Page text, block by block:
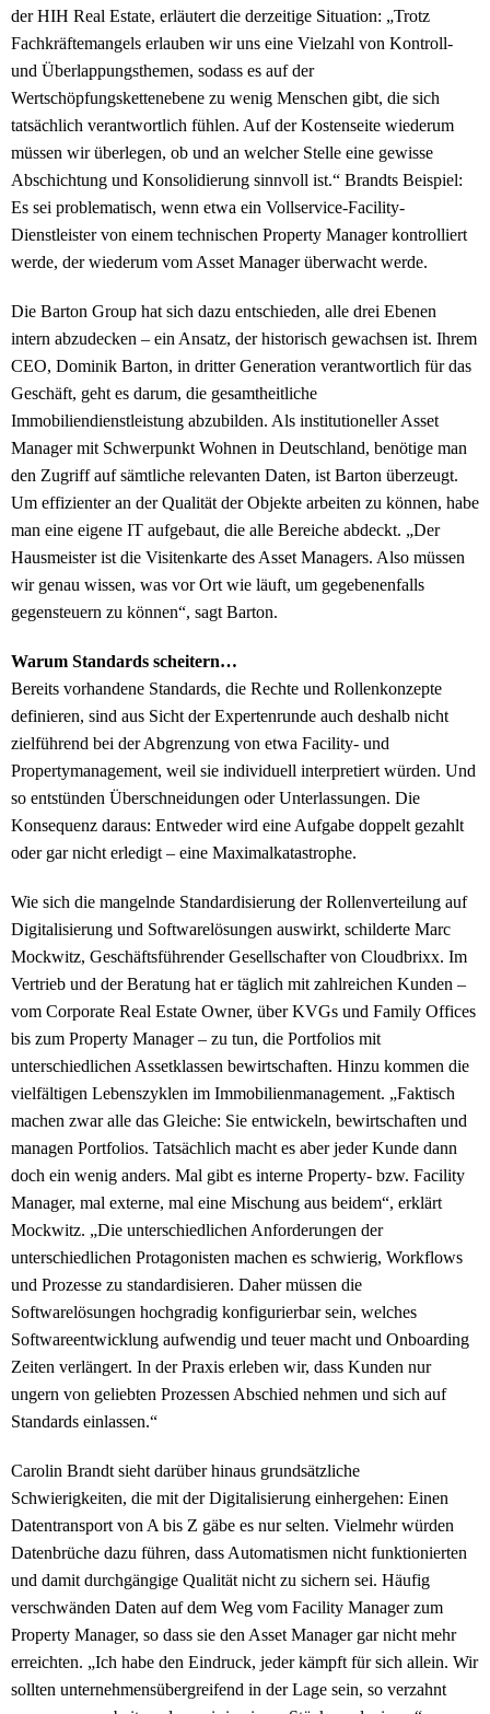
der HIH Real Estate, erläutert die derzeitige Situation: „Trotz
Fachkräftemangels erlauben wir uns eine Vielzahl von Kontroll-
und Überlappungsthemen, sodass es auf der
Wertschöpfungskettenebene zu wenig Menschen gibt, die sich
tatsächlich verantwortlich fühlen. Auf der Kostenseite wiederum
müssen wir überlegen, ob und an welcher Stelle eine gewisse
Abschichtung und Konsolidierung sinnvoll ist.“ Brandts Beispiel:
Es sei problematisch, wenn etwa ein Vollservice-Facility-
Dienstleister von einem technischen Property Manager kontrolliert
werde, der wiederum vom Asset Manager überwacht werde.
Die Barton Group hat sich dazu entschieden, alle drei Ebenen
intern abzudecken – ein Ansatz, der historisch gewachsen ist. Ihrem
CEO, Dominik Barton, in dritter Generation verantwortlich für das
Geschäft, geht es darum, die gesamtheitliche
Immobiliendienstleistung abzubilden. Als institutioneller Asset
Manager mit Schwerpunkt Wohnen in Deutschland, benötige man
den Zugriff auf sämtliche relevanten Daten, ist Barton überzeugt.
Um effizienter an der Qualität der Objekte arbeiten zu können, habe
man eine eigene IT aufgebaut, die alle Bereiche abdeckt. „Der
Hausmeister ist die Visitenkarte des Asset Managers. Also müssen
wir genau wissen, was vor Ort wie läuft, um gegebenenfalls
gegensteuern zu können“, sagt Barton.
Warum Standards scheitern…
Bereits vorhandene Standards, die Rechte und Rollenkonzepte
definieren, sind aus Sicht der Expertenrunde auch deshalb nicht
zielführend bei der Abgrenzung von etwa Facility- und
Propertymanagement, weil sie individuell interpretiert würden. Und
so entstünden Überschneidungen oder Unterlassungen. Die
Konsequenz daraus: Entweder wird eine Aufgabe doppelt gezahlt
oder gar nicht erledigt – eine Maximalkatastrophe.
Wie sich die mangelnde Standardisierung der Rollenverteilung auf
Digitalisierung und Softwarelösungen auswirkt, schilderte Marc
Mockwitz, Geschäftsführender Gesellschafter von Cloudbrixx. Im
Vertrieb und der Beratung hat er täglich mit zahlreichen Kunden –
vom Corporate Real Estate Owner, über KVGs und Family Offices
bis zum Property Manager – zu tun, die Portfolios mit
unterschiedlichen Assetklassen bewirtschaften. Hinzu kommen die
vielfältigen Lebenszyklen im Immobilienmanagement. „Faktisch
machen zwar alle das Gleiche: Sie entwickeln, bewirtschaften und
managen Portfolios. Tatsächlich macht es aber jeder Kunde dann
doch ein wenig anders. Mal gibt es interne Property- bzw. Facility
Manager, mal externe, mal eine Mischung aus beidem“, erklärt
Mockwitz. „Die unterschiedlichen Anforderungen der
unterschiedlichen Protagonisten machen es schwierig, Workflows
und Prozesse zu standardisieren. Daher müssen die
Softwarelösungen hochgradig konfigurierbar sein, welches
Softwareentwicklung aufwendig und teuer macht und Onboarding
Zeiten verlängert. In der Praxis erleben wir, dass Kunden nur
ungern von geliebten Prozessen Abschied nehmen und sich auf
Standards einlassen.“
Carolin Brandt sieht darüber hinaus grundsätzliche
Schwierigkeiten, die mit der Digitalisierung einhergehen: Einen
Datentransport von A bis Z gäbe es nur selten. Vielmehr würden
Datenbrüche dazu führen, dass Automatismen nicht funktionierten
und damit durchgängige Qualität nicht zu sichern sei. Häufig
verschwänden Daten auf dem Weg vom Facility Manager zum
Property Manager, so dass sie den Asset Manager gar nicht mehr
erreichten. „Ich habe den Eindruck, jeder kämpft für sich allein. Wir
sollten unternehmensübergreifend in der Lage sein, so verzahnt